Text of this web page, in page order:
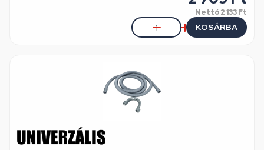
Nettó2 133 Ft
KOSÁRBA